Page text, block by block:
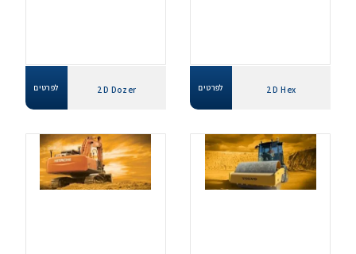
2D Hex לפרטים 2D Dozer לפרטים